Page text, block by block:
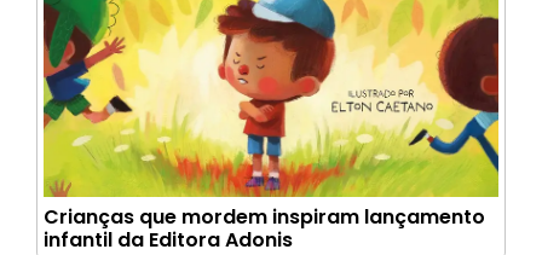
Crianças que mordem inspiram lançamento
infantil da Editora Adonis